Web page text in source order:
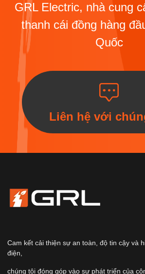
GRL Electric, nhà cung
thanh cái đồng hàng
Quốc
Liên hệ với
Cam kết cải thiện sự an toàn, độ tin cậy và
điện,
chúng tôi đóng góp vào sự phát triển của